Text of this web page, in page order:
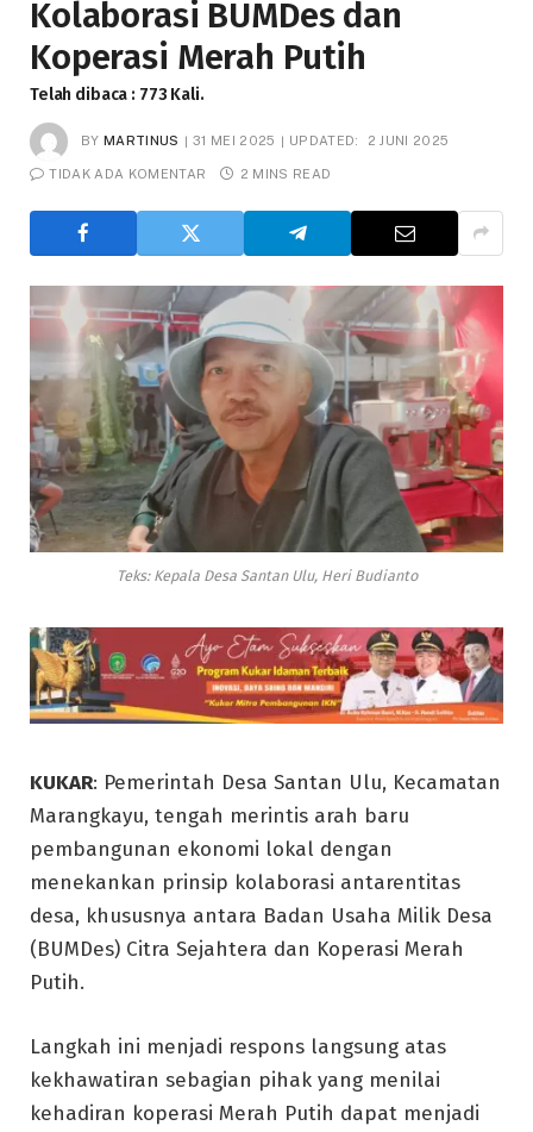
Kolaborasi BUMDes dan
Koperasi Merah Putih
Telah dibaca : 773 Kali.
BY MARTINUS 31 MEI 2025 UPDATED: 2 JUNI 2025
TIDAK ADA KOMENTAR 2 MINS READ
Teks: Kepala Desa Santan Ulu, Heri Budianto
KUKAR: Pemerintah Desa Santan Ulu, Kecamatan
Marangkayu, tengah merintis arah baru
pembangunan ekonomi lokal dengan
menekankan prinsip kolaborasi antarentitas
desa, khususnya antara Badan Usaha Milik Desa
(BUMDes) Citra Sejahtera dan Koperasi Merah
Putih.
Langkah ini menjadi respons langsung atas
kekhawatiran sebagian pihak yang menilai
kehadiran koperasi Merah Putih dapat menjadi